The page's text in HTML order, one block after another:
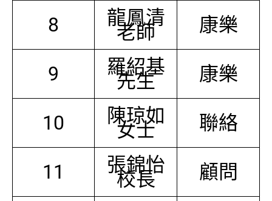
8 龍鳳清
老師 康樂
9 羅紹基
先生 康樂
10 陳琼如
女士 聯絡
11 張錦怡
校長 顧問